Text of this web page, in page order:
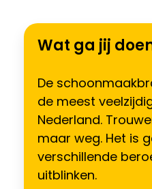
Wat ga jij
De
de meest
Nederland.
maar weg. Het is
verschillende
uitblinken.